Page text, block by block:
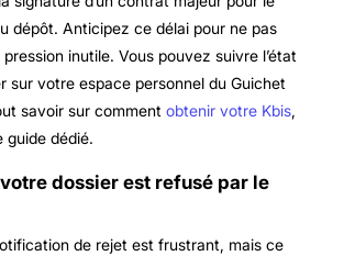
dépôt. Anticipez ce délai pour ne pas
inutile. Vous pouvez suivre l’état
sur votre espace personnel du Guichet
savoir sur comment obtenir votre Kbis,
guide dédié.
dossier est refusé par le
de rejet est frustrant, mais ce